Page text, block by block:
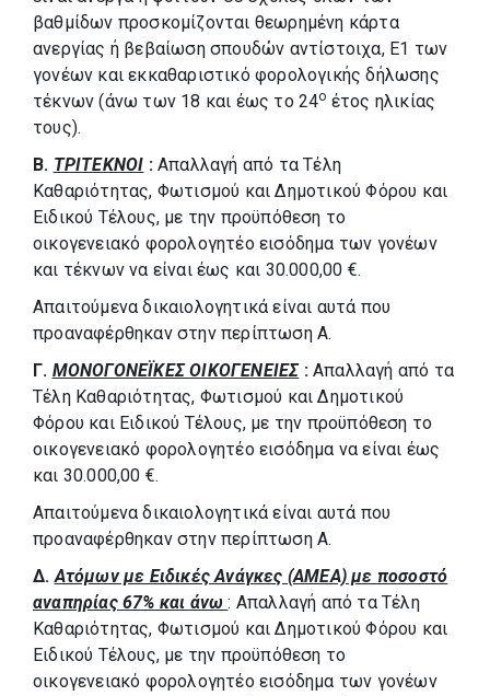
βαθμίδων προσκομίζονται θεωρημένη κάρτα
ανεργίας ή βεβαίωση σπουδών αντίστοιχα, Ε1 των
γονέων και εκκαθαριστικό φορολογικής δήλωσης
τέκνων (άνω των 18 και έως το 24ο έτος ηλικίας
τους).
Β. ΤΡΙΤΕΚΝΟΙ :Απαλλαγή από τα Τέλη
Καθαριότητας, Φωτισμού και Δημοτικού Φόρου και
Ειδικού Τέλους, με την προϋπόθεση το
οικογενειακό φορολογητέο εισόδημα των γονέων
και τέκνων να είναι έως και 30.000,00 €.
Απαιτούμενα δικαιολογητικά είναι αυτά που
προαναφέρθηκαν στην περίπτωση Α.
Γ. ΜΟΝΟΓΟΝΕΪΚΕΣ ΟΙΚΟΓΕΝΕΙΕΣ:Απαλλαγή από τα
Τέλη Καθαριότητας, Φωτισμού και Δημοτικού
Φόρου και Ειδικού Τέλους, με την προϋπόθεση το
οικογενειακό φορολογητέο εισόδημα να είναι έως
και 30.000,00 €.
Απαιτούμενα δικαιολογητικά είναι αυτά που
προαναφέρθηκαν στην περίπτωση Α.
Δ.Ατόμων με Ειδικές Ανάγκες (ΑΜΕΑ) με ποσοστό
αναπηρίας 67% και άνω: Απαλλαγή από τα Τέλη
Καθαριότητας, Φωτισμού και Δημοτικού Φόρου και
Ειδικού Τέλους, με την προϋπόθεση το
οικογενειακό φορολογητέο εισόδημα των γονέων